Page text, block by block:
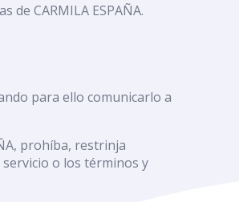
de CARMILA ESPAÑA.
para ello comunicarlo a
prohíba, restrinja
servicio o los términos y